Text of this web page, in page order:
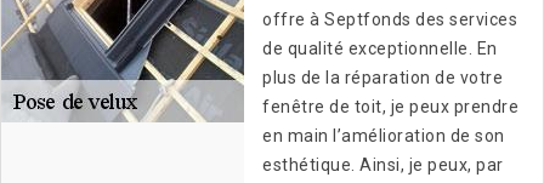
offre à Septfonds des services
de qualité exceptionnelle. En
plus de la réparation de votre
fenêtre de toit, je peux prendre
en main l’amélioration de son
esthétique. Ainsi, je peux, par